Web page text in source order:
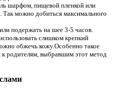
шарфом, пищевой пленкой или
можно добиться максимального
подержать на шее 3-5 часов.
слишком крепкий
обжечь кожу.Особенно такое
родителям, выбравшим этот метод